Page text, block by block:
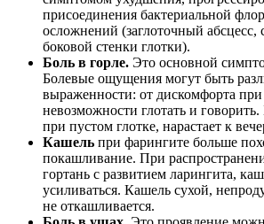
присоединения бактериальной
осложнений (заглоточный абсцесс,
боковой стенки глотки).
Боль в горле. Это основной
Болевые ощущения могут быть
выраженности: от дискомфорта
невозможности глотать и говорить.
при пустом глотке, нарастает к
Кашель при фарингите больше
покашливание. При
гортань с развитием ларингита,
усиливаться. Кашель сухой,
не откашливается.